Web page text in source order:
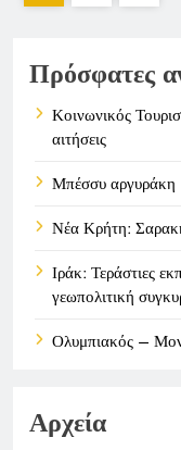
Πρόσφατες
Κοινωνικός
αιτήσεις
Μπέσσυ αργυράκη
Νέα Κρήτη:
Ιράκ: Τεράστιες
γεωπολιτική
Ολυμπιακός –
Αρχεία